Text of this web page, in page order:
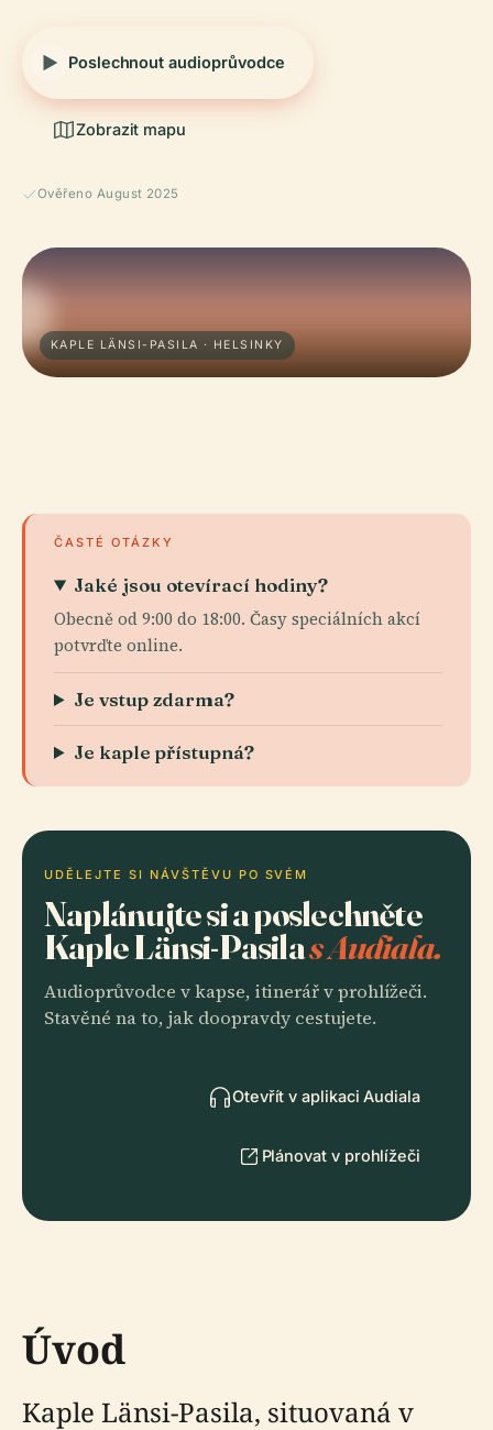
Poslechnout audioprůvodce
Zobrazit mapu
Ověřeno August 2025
KAPLE LÄNSI-PASILA · HELSINKY
ČASTÉ OTÁZKY
Jaké jsou otevírací hodiny?
Obecně od 9:00 do 18:00. Časy speciálních akcí
potvrďte online.
Je vstup zdarma?
Je kaple přístupná?
UDĚLEJTE SI NÁVŠTĚVU PO SVÉM
Naplánujte si a poslechněte
Kaple Länsi-Pasilas Audiala.
Audioprůvodce v kapse, itinerář v prohlížeči.
Stavěné na to, jak doopravdy cestujete.
Otevřít v aplikaci Audiala
Plánovat v prohlížeči
Úvod
Kaple Länsi-Pasila, situovaná v